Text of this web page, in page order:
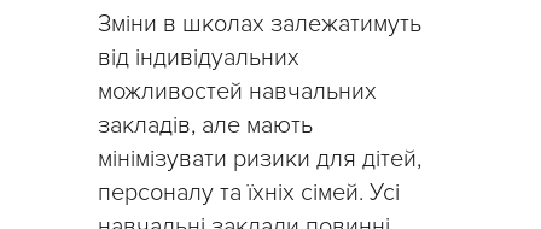
Зміни в школах залежатимуть
від індивідуальних
можливостей навчальних
закладів, але мають
мінімізувати ризики для дітей,
персоналу та їхніх сімей. Усі